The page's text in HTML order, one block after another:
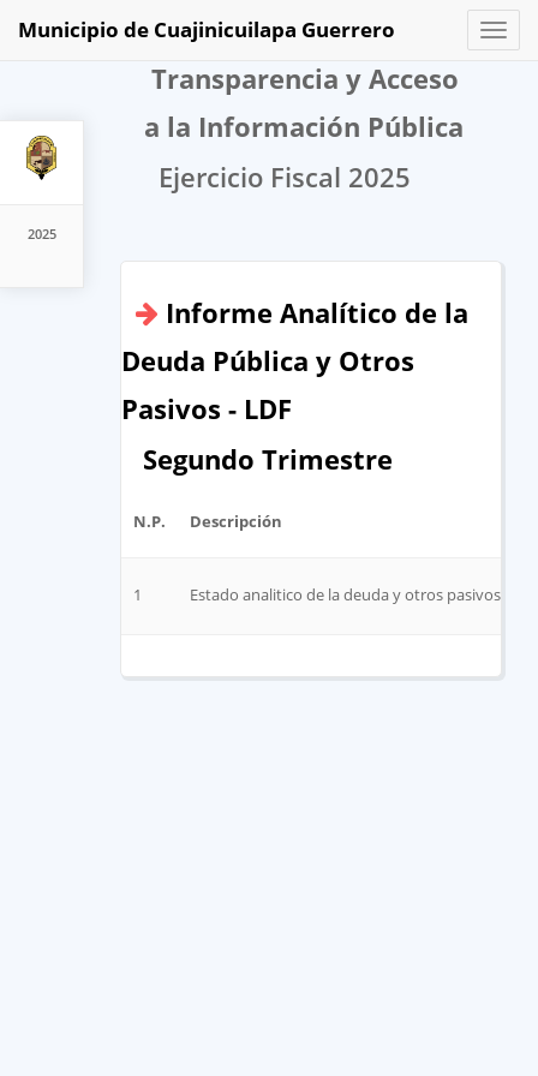
2025
Toggle
Municipio de Cuajinicuilapa Guerrero
Transparencia y Acceso
a la Información Pública
Ejercicio Fiscal 2025
Informe Analítico de la
Deuda Pública y Otros
Pasivos - LDF
Segundo Trimestre
N.P. Descripción
1 Estado analitico de la deuda y otros pasivos jun